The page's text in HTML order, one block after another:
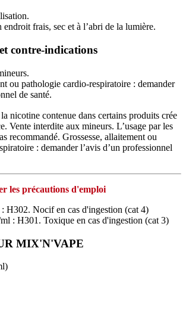
frais, sec et à l’abri de la lumière.
contre-indications
ou pathologie cardio-respiratoire : demander
de santé.
la nicotine contenue dans certains produits crée
Vente interdite aux mineurs. L’usage par les
recommandé. Grossesse, allaitement ou
: demander l’avis d’un professionnel
les précautions d'emploi
H302. Nocif en cas d'ingestion (cat 4)
: H301. Toxique en cas d'ingestion (cat 3)
MIX'N'VAPE